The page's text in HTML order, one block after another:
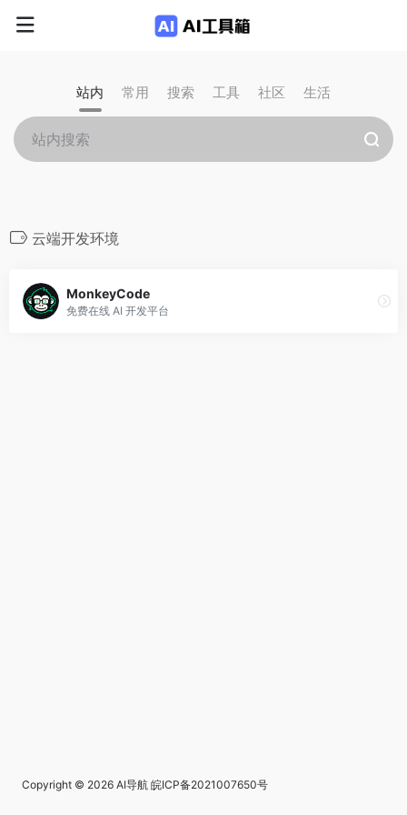
站内 常用 搜索 工具 社区 生活
云端开发环境
MonkeyCode
免费在线 AI 开发平台
Copyright © 2026 AI导航 皖ICP备2021007650号